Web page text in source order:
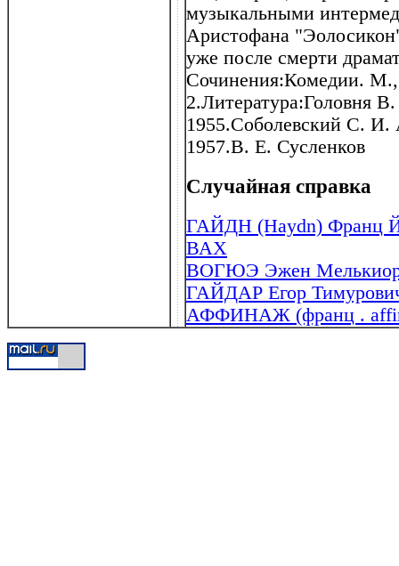
музыкальными
Аристофана
уже после смерти
Сочинения:Комедии.
2.Литература:Головня
1955.Соболевский С.
1957.В. Е. Сусленков
Случайная справка
ГАЙДН (Haydn) Франц
ВАХ
ВОГЮЭ Эжен Мелькиор
ГАЙДАР Егор
АФФИНАЖ (франц .